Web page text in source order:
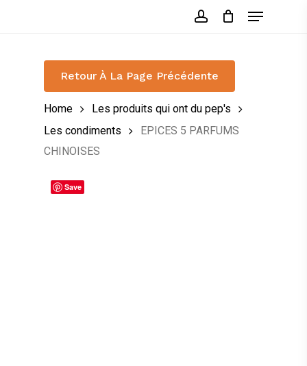
Menu
Retour À La Page Précédente
Home
Les produits qui ont du pep's
Les condiments
EPICES 5 PARFUMS
CHINOISES
Save